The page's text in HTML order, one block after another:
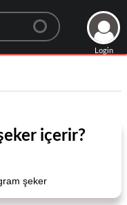
Login
içerir?
şeker